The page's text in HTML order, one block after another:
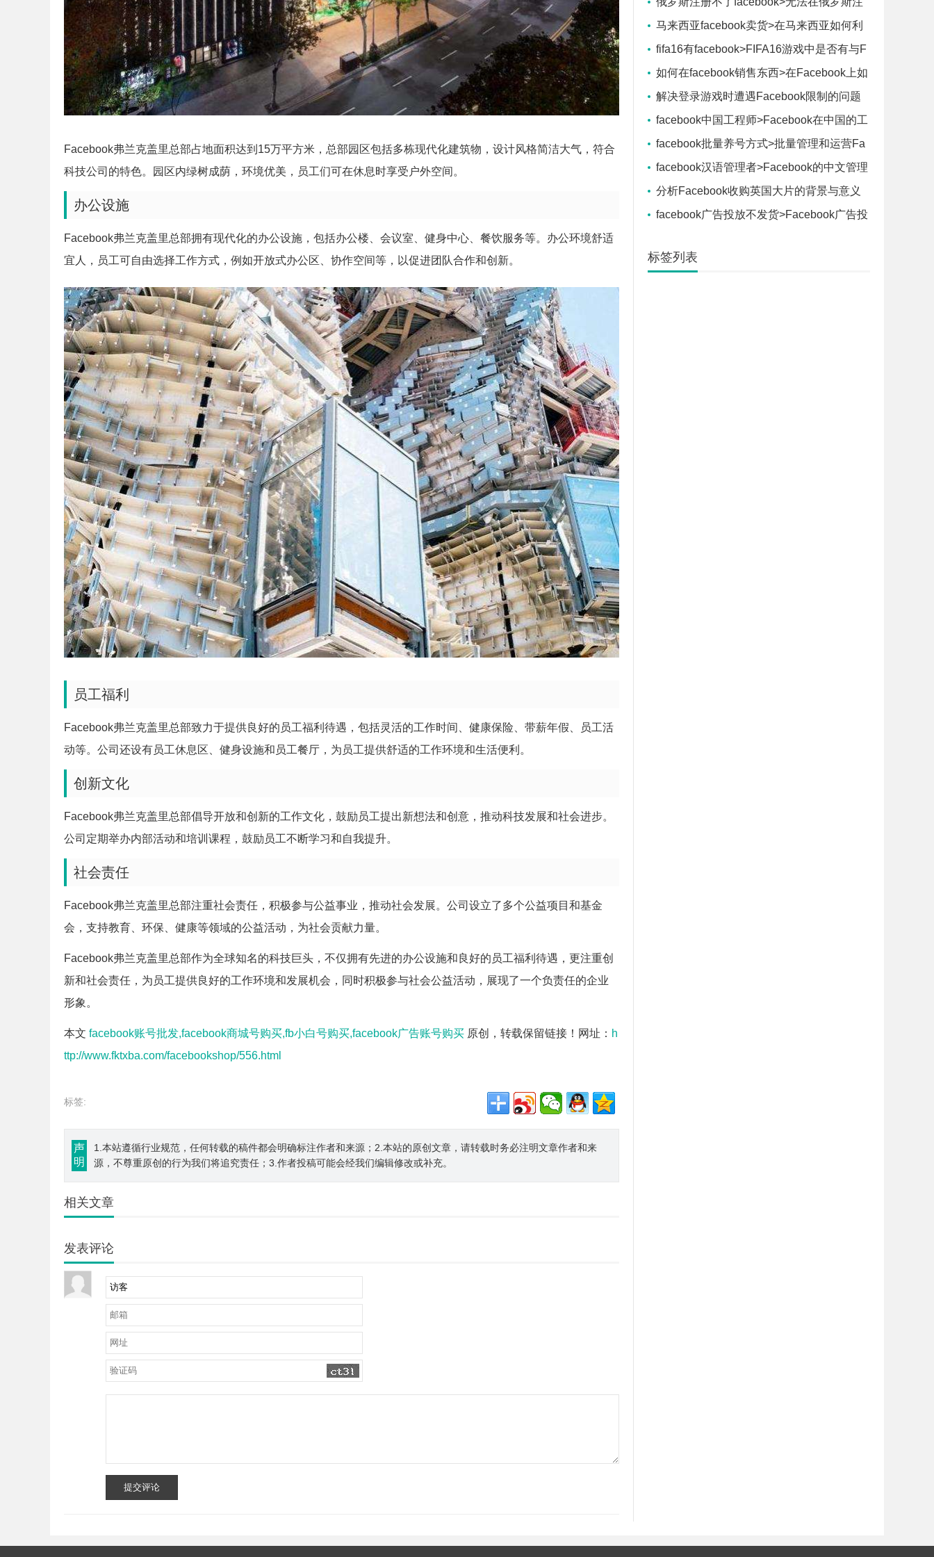
Facebook弗兰克盖里总部占地面积达到15万平方米，总部园区包括多栋现代化建筑物，设计风格简洁大气，符合
科技公司的特色。园区内绿树成荫，环境优美，员工们可在休息时享受户外空间。
办公设施
Facebook弗兰克盖里总部拥有现代化的办公设施，包括办公楼、会议室、健身中心、餐饮服务等。办公环境舒适
宜人，员工可自由选择工作方式，例如开放式办公区、协作空间等，以促进团队合作和创新。
员工福利
Facebook弗兰克盖里总部致力于提供良好的员工福利待遇，包括灵活的工作时间、健康保险、带薪年假、员工活
动等。公司还设有员工休息区、健身设施和员工餐厅，为员工提供舒适的工作环境和生活便利。
创新文化
Facebook弗兰克盖里总部倡导开放和创新的工作文化，鼓励员工提出新想法和创意，推动科技发展和社会进步。
公司定期举办内部活动和培训课程，鼓励员工不断学习和自我提升。
社会责任
Facebook弗兰克盖里总部注重社会责任，积极参与公益事业，推动社会发展。公司设立了多个公益项目和基金
会，支持教育、环保、健康等领域的公益活动，为社会贡献力量。
Facebook弗兰克盖里总部作为全球知名的科技巨头，不仅拥有先进的办公设施和良好的员工福利待遇，更注重创
新和社会责任，为员工提供良好的工作环境和发展机会，同时积极参与社会公益活动，展现了一个负责任的企业
形象。
本文 facebook账号批发,facebook商城号购买,fb小白号购买,facebook广告账号购买 原创，转载保留链接！网址： h
ttp://www.fktxba.com/facebookshop/556.html
标签:
声
明
1.本站遵循行业规范，任何转载的稿件都会明确标注作者和来源；2.本站的原创文章，请转载时务必注明文章作者和来
源，不尊重原创的行为我们将追究责任；3.作者投稿可能会经我们编辑修改或补充。
相关文章
发表评论
提交评论
册Facebook账号
马来西亚facebook卖货>在马来西亚如何利
用Facebook进行销售
fifa16有facebook>FIFA16游戏中是否有与F
acebook的互动
如何在facebook销售东西>在Facebook上如
何进行销售
解决登录游戏时遭遇Facebook限制的问题
facebook中国工程师>Facebook在中国的工
程师团队
facebook批量养号方式>批量管理和运营Fa
cebook账号的方法
facebook汉语管理者>Facebook的中文管理
者角色介绍
分析Facebook收购英国大片的背景与意义
facebook广告投放不发货>Facebook广告投
标签列表